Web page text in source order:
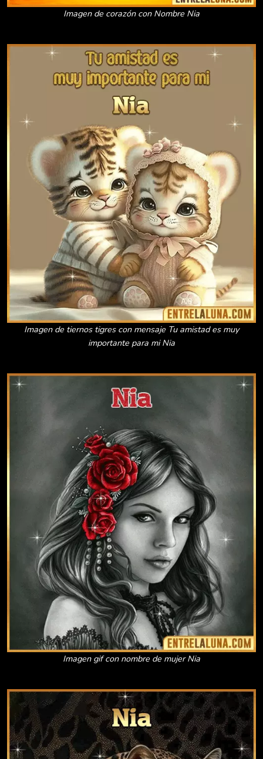
Imagen de corazón con Nombre Nia
Imagen de tiernos tigres con mensaje Tu amistad es muy
importante para mi Nia
Imagen gif con nombre de mujer Nia